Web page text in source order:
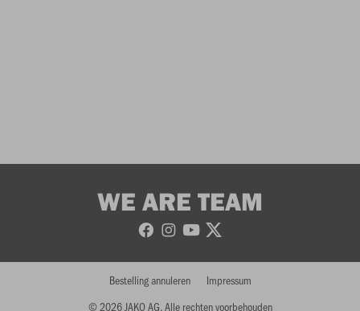
WE ARE TEAM
© 2026 JAKO AG, Alle rechten voorbehouden
Bestelling annuleren Impressum